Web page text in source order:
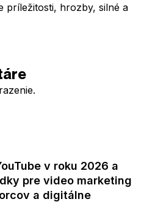
príležitosti, hrozby, silné a
v roku 2026 a
pre video marketing
a digitálne